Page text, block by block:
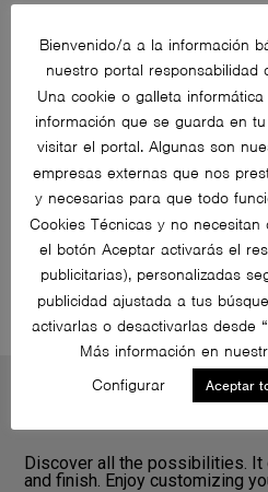
Finishings
STRUCTURE
: black metal,
TOP COVER: matt lacquer (20
smoked eucalyptus / porcelain
Configurator
Discover all the possibilities. It
and finish. Enjoy customizing
Bienvenido/a a la información
nuestro portal responsabilidad
Una cookie o galleta
información que se guarda en
visitar el portal. Algunas son
empresas externas que nos
y necesarias para que todo
Cookies Técnicas y no
el botón Aceptar activarás el
publicitarias), personalizadas
publicidad ajustada a tus
activarlas o desactivarlas desde
Más información en
Configurar
Aceptar